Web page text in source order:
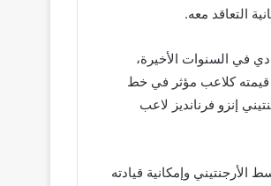
التعاقد معه.
يمتد حتى صيف 2032، ليصبح أحد أبرز صفقات النادي في السنوات الأخيرة،
شارك في 54 مباراة بمختلف البطولات، سجل خلالها 15 هدفًا وصنع 7 أهداف، ليؤكد قيمته كلاعب مؤثر في خط
إنزو فرنانديز لاعب
وإمكانية قيادته